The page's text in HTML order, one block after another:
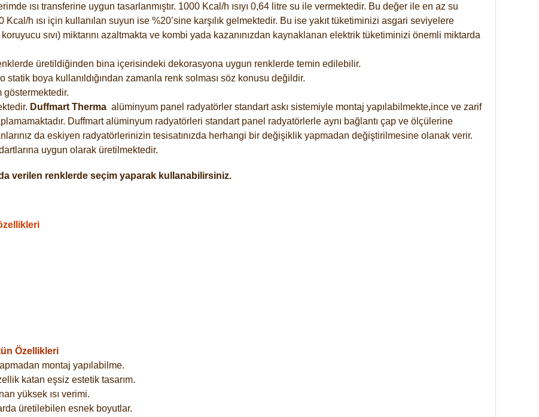
ısı transferine uygun tasarlanmıştır. 1000 Kcal/h ısıyı 0,64 litre su ile vermektedir. Bu değer ile en az su
h ısı için kullanılan suyun ise %20’sine karşılık gelmektedir. Bu ise yakıt tüketiminizi asgari seviyelere
sıvı) miktarını azaltmakta ve kombi yada kazanınızdan kaynaklanan elektrik tüketiminizi önemli miktarda
üretildiğinden bina içerisindeki dekorasyona uygun renklerde temin edilebilir.
boya kullanıldığından zamanla renk solması söz konusu değildir.
göstermektedir.
Duffmart Therma alüminyum panel radyatörler standart askı sistemiyle montaj yapılabilmekte,ince ve zarif
Duffmart alüminyum radyatörleri standart panel radyatörlerle aynı bağlantı çap ve ölçülerine
da eskiyen radyatörlerinizin tesisatınızda herhangi bir değişiklik yapmadan değiştirilmesine olanak verir.
uygun olarak üretilmektedir.
verilen renklerde seçim yaparak kullanabilirsiniz.
Özellikleri
montaj yapılabilme.
katan eşsiz estetik tasarım.
yüksek ısı verimi.
üretilebilen esnek boyutlar.